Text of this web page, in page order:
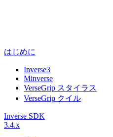
はじめに
Inverse3
Minverse
VerseGrip スタイラス
VerseGrip クイル
Inverse SDK
3.4.x